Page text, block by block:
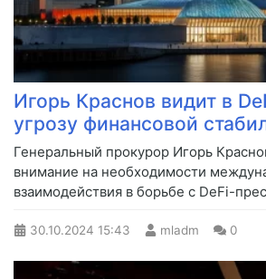
Игорь Краснов видит в
угрозу финансовой
Генеральный прокурор Игорь
внимание на необходимости
взаимодействия в борьбе с DeFi-
30.10.2024 15:43 mladm 0